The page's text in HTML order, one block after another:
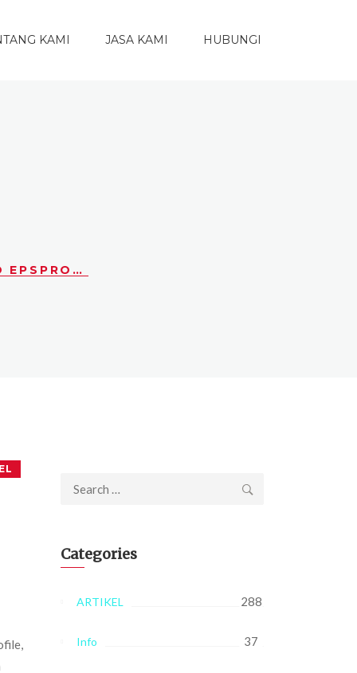
KAMI JASA KAMI HUBUNGI
081280002771 – COMPANY PROFILE EXPEDISI – JASA VIDEO EPSPRODUCTION
Search
Categories
ARTIKEL 288
Info 37